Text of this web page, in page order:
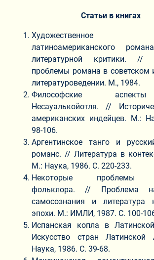
Статьи в книгах
Художественное
латиноамериканского
литературной критики. //
проблемы романа в советском
литературоведении. М., 1984.
Философские
Несауалькойотля. //
американских индейцев. М.:
98-106.
Аргентинское танго и
романс. // Литература в
М.: Наука, 1986. С. 220-233.
Некоторые проблемы
фольклора. // Проблема
самосознания и литература
эпохи. М.: ИМЛИ, 1987. С. 100-
Испанская копла в
Искусство стран
Наука, 1986. С. 39-68.